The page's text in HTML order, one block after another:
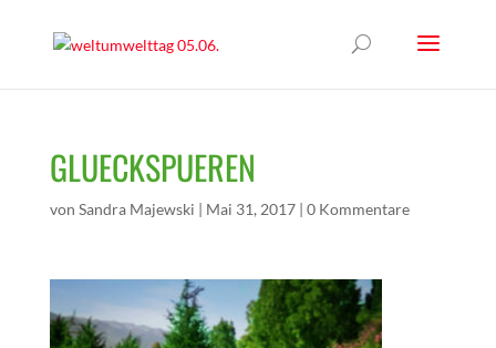
GLUECKSPUEREN
von Sandra Majewski | Mai 31, 2017| 0 Kommentare